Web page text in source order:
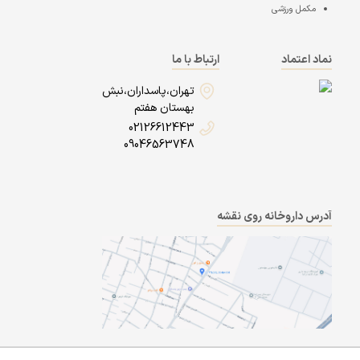
مکمل ورزشی
نماد اعتماد
ارتباط با ما
تهران،پاسداران،نبش
بهستان هفتم
02126612443
09046563748
آدرس داروخانه روی نقشه